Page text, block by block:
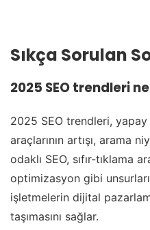
Sıkça Sorulan
2025 SEO trendleri
2025 SEO trendleri,
araçlarının artışı, arama
odaklı SEO, sıfır-tıklama
optimizasyon gibi
işletmelerin dijital
taşımasını sağlar.